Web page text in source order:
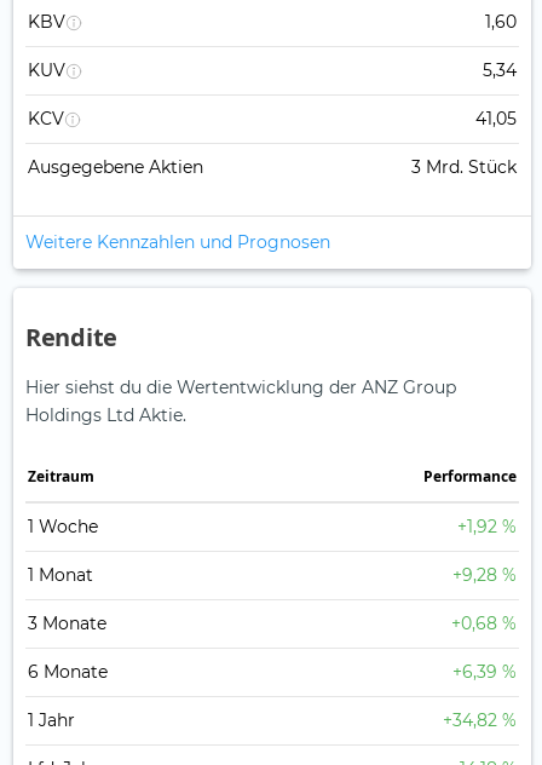
KBV 1,60
KUV 5,34
KCV 41,05
Ausgegebene Aktien 3 Mrd. Stück
Weitere Kennzahlen und Prognosen
Rendite
Hier siehst du die Wertentwicklung der ANZ Group
Holdings Ltd Aktie.
Zeitraum Perfor­mance
1 Woche +1,92 %
1 Monat +9,28 %
3 Monate +0,68 %
6 Monate +6,39 %
1 Jahr +34,82 %